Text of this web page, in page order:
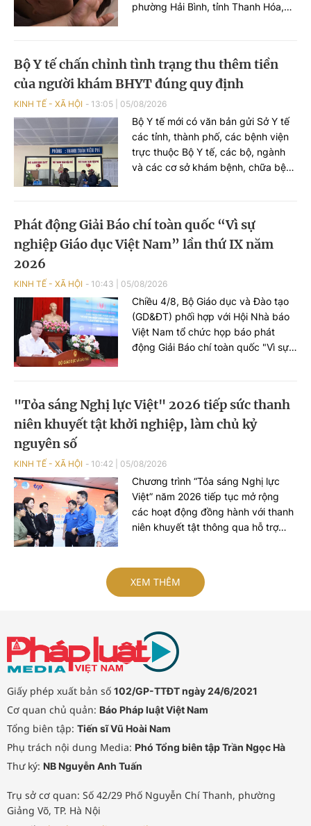
phường Hải Bình, tỉnh Thanh Hóa,
quan đến trẻ em.
Bộ Y tế chấn chỉnh tình trạng thu thêm tiền
của người khám BHYT đúng quy định
KINH TẾ - XÃ HỘI 13:05 05/08/2026
Bộ Y tế mới có văn bản gửi Sở Y tế
các tỉnh, thành phố, các bệnh viện
trực thuộc Bộ Y tế, các bộ, ngành
và các cơ sở khám bệnh, chữa bệnh
nhưng vẫn bị thu thêm chi phí ngoài
phần đồng chi trả, nhằm bảo đảm
Phát động Giải Báo chí toàn quốc “Vì sự
nghiệp Giáo dục Việt Nam” lần thứ IX năm
2026
KINH TẾ - XÃ HỘI 10:43 05/08/2026
Chiều 4/8, Bộ Giáo dục và Đào tạo
(GD&ĐT) phối hợp với Hội Nhà báo
Việt Nam tổ chức họp báo phát
động Giải Báo chí toàn quốc "Vì sự
"Tỏa sáng Nghị lực Việt" 2026 tiếp sức thanh
niên khuyết tật khởi nghiệp, làm chủ kỷ
nguyên số
KINH TẾ - XÃ HỘI 10:42 05/08/2026
Chương trình “Tỏa sáng Nghị lực
Việt” năm 2026 tiếp tục mở rộng
các hoạt động đồng hành với thanh
niên khuyết tật thông qua hỗ trợ
Nghị lực Việt”, góp phần lan tỏa tinh
thần vượt khó, khẳng định bản lĩnh
XEM THÊM
Giấy phép xuất bản số 102/GP-TTĐT ngày 24/6/2021
Cơ quan chủ quản: Báo Pháp luật Việt Nam
Tổng biên tập: Tiến sĩ Vũ Hoài Nam
Phụ trách nội dung Media: Phó Tổng biên tập Trần Ngọc Hà
Thư ký: NB Nguyễn Anh Tuấn
Trụ sở cơ quan: Số 42/29 Phố Nguyễn Chí Thanh, phường
Giảng Võ, TP. Hà Nội